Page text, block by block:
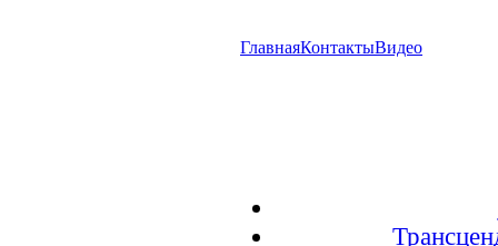
ГлавнаяКонтактыВидео